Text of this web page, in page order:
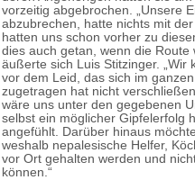
vorzeitig abgebrochen. „Unsere
abzubrechen, hatte nichts mit
hatten uns schon vorher zu
dies auch getan, wenn die Route
äußerte sich Luis Stitzinger. „Wir
vor dem Leid, das sich im
zugetragen hat nicht
wäre uns unter den gegebenen
selbst ein möglicher Gipfelerfolg
angefühlt. Darüber hinaus
weshalb nepalesische Helfer,
vor Ort gehalten werden und
können.“